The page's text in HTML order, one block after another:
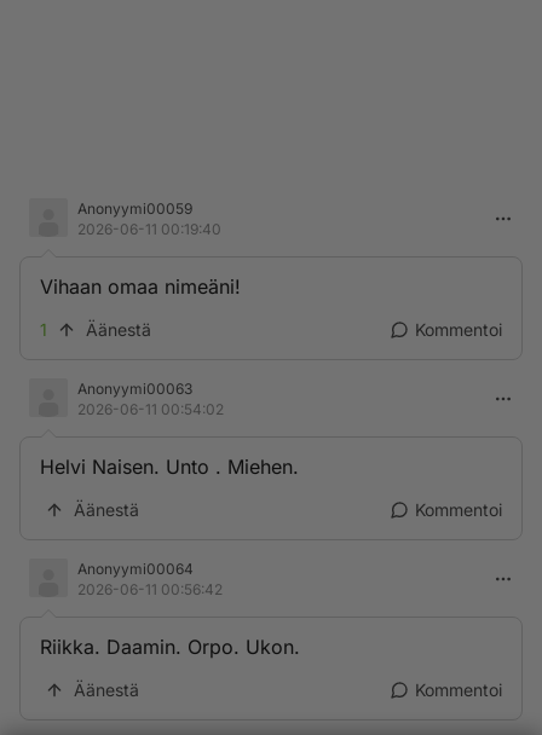
Anonyymi00059
2026-06-11 00:19:40
Vihaan omaa nimeäni!
1 Äänestä Kommentoi
Anonyymi00063
2026-06-11 00:54:02
Helvi Naisen. Unto . Miehen.
Äänestä Kommentoi
Anonyymi00064
2026-06-11 00:56:42
Riikka. Daamin. Orpo. Ukon.
Äänestä Kommentoi